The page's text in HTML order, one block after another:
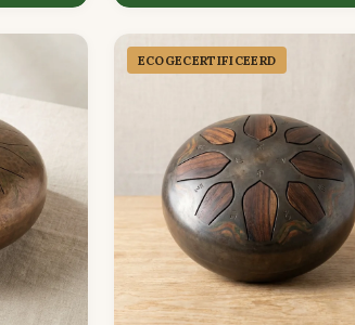
ECOGECER­TIFICEERD